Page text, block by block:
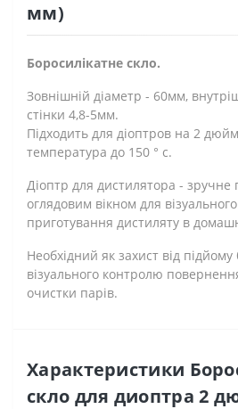
мм)
Боросилікатне скло.
Зовнішній діаметр - 60мм,
стінки 4,8-5мм.
Підходить для діоптров на 2
температура до 150 ° с.
Діоптр для дистилятора - зручне
оглядовим вікном для
приготування дистиляту в
Необхідний як захист від
візуального контролю
очистки парів.
Характеристики
скло для диоптра 2